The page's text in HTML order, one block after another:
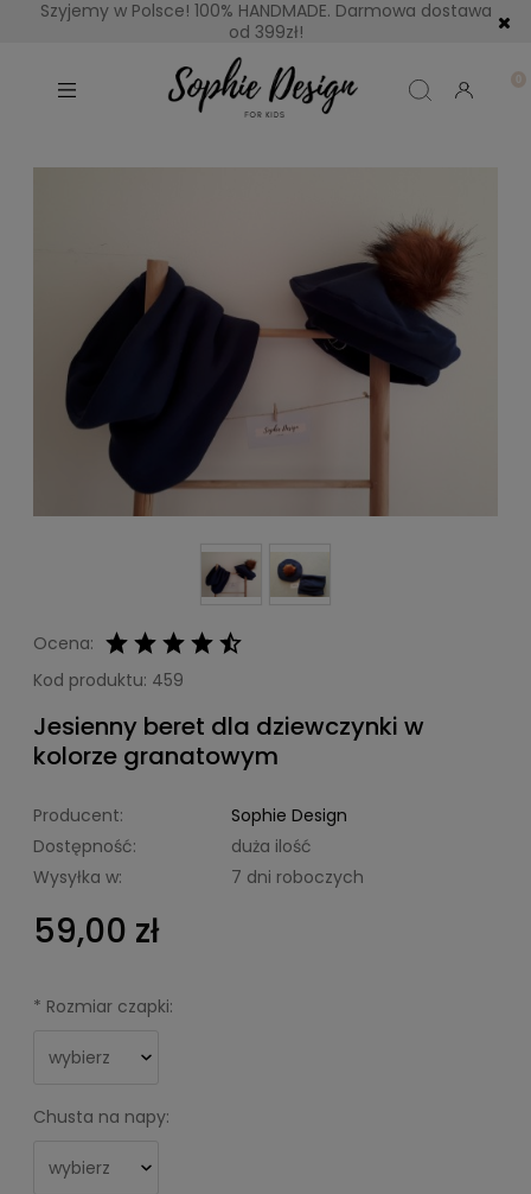
Szyjemy w Polsce! 100% HANDMADE. Darmowa dostawa
od 399zł!
Ocena:
Kod produktu: 459
Jesienny beret dla dziewczynki w
kolorze granatowym
Producent:
Sophie Design
Dostępność:
duża ilość
Wysyłka w:
7 dni roboczych
59,00 zł
* Rozmiar czapki:
Chusta na napy: